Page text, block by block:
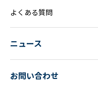
よくある質問
ニュース
お問い合わせ